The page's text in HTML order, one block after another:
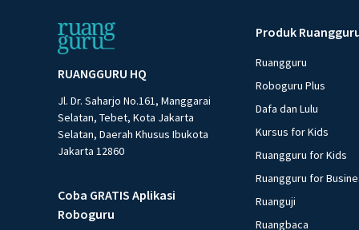
RUANGGURU HQ
Jl. Dr. Saharjo No.161, Manggarai
Selatan, Tebet, Kota Jakarta
Selatan, Daerah Khusus Ibukota
Jakarta 12860
Coba GRATIS Aplikasi
Roboguru
Produk
Ruangguru
Roboguru Plus
Dafa dan Lulu
Kursus for Kids
Ruangguru for Kids
Ruangguru for
Ruanguji
Ruangbaca